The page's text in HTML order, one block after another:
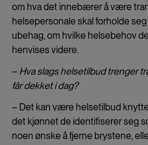
om hva det innebærer å være
helsepersonale skal forholde
ubehag, om hvilke helsebehov
henvises videre.
– Hva slags helsetilbud trenger
får dekket i dag?
– Det kan være helsetilbud
det kjønnet de identifiserer seg
noen ønske å fjerne brystene,